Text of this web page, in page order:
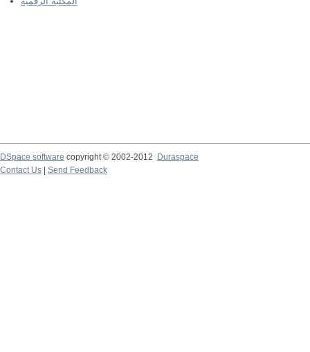
DSpace software copyright © 2002-2012
Duraspace
Contact Us
Send Feedback